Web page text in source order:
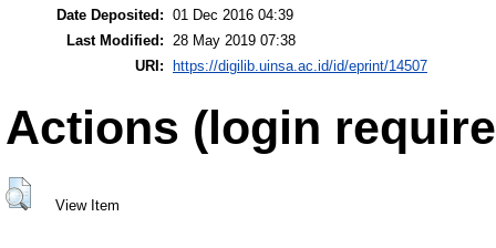
Date Deposited: 01 Dec 2016 04:39
Last Modified: 28 May 2019 07:38
URI:
https://digilib.uinsa.ac.id/id/eprint/14507
Actions (login
View Item